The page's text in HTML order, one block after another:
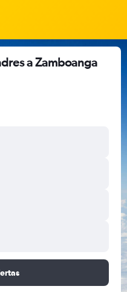
a Zamboanga